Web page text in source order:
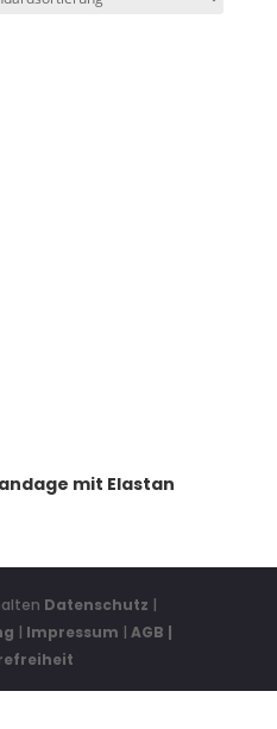
mit Elastan
Datenschutz |
| Impressum | AGB |